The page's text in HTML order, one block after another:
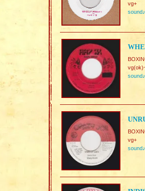
vg+
sound♪
sound♪
vg+
sound♪